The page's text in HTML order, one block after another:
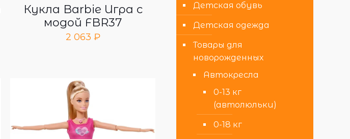
Кукла Barbie Игра с
модой FBR37
2 063 ₽
Детская обувь
Детская одежда
Товары для
новорожденных
Автокресла
0-13 кг
(автолюльки)
0-18 кг